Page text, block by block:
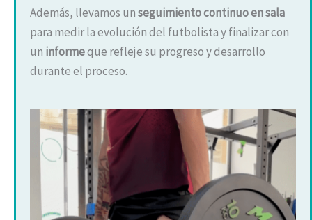
Además, llevamos unseguimiento continuo en sala
para medir la evolución del futbolista y finalizar con
un informeque refleje su progreso y desarrollo
durante el proceso.